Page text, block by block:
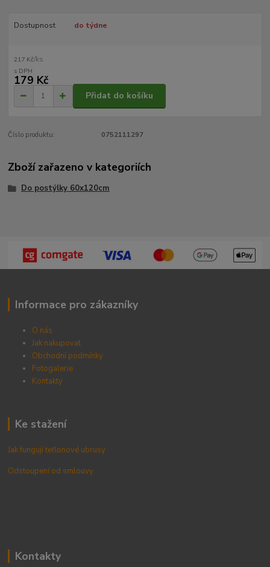
Dostupnost do týdne
217 Kč/ks
179 Kč
Přidat do košíku
Číslo produktu: 0752111297
Zboží zařazeno v kategoriích
Do postýlky 60x120cm
Informace pro zákazníky
O nás
Jak nakupovat
Obchodní podmínky
Fotogalerie
Kontakty
Ke stažení
Jak fungují teflonové ubrusy
Odstoupení od smlouvy
Kontakty